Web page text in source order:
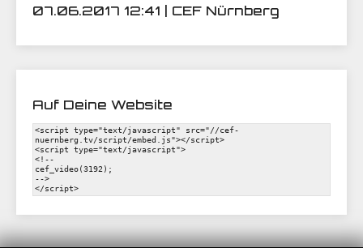
07.06.2017 12:41 | CEF Nürnberg
Auf Deine Website